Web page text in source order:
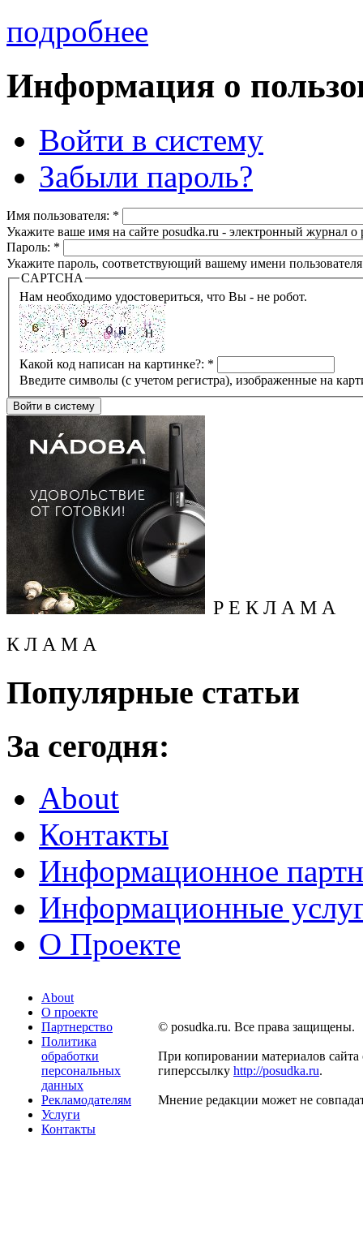
подробнее
Информация о
Войти в систему
Забыли пароль?
Имя пользователя: *
Укажите ваше имя на сайте posudka.ru - электронный журнал
Пароль: *
Укажите пароль, соответствующий вашему имени
CAPTCHA
Нам необходимо удостовериться, что Вы - не робот.
Какой код написан на картинке?: *
Введите символы (с учетом регистра), изображенные на
Р Е К Л А М А
К Л А М А
Популярные статьи
За сегодня:
About
Контакты
Информационное
Информационные
О Проекте
About
О проекте
Партнерство
Политика
обработки
персональных
данных
Рекламодателям
Услуги
Контакты
© posudka.ru. Все права защищены.
При копировании материалов сайта
гиперссылку http://posudka.ru.
Мнение редакции может не